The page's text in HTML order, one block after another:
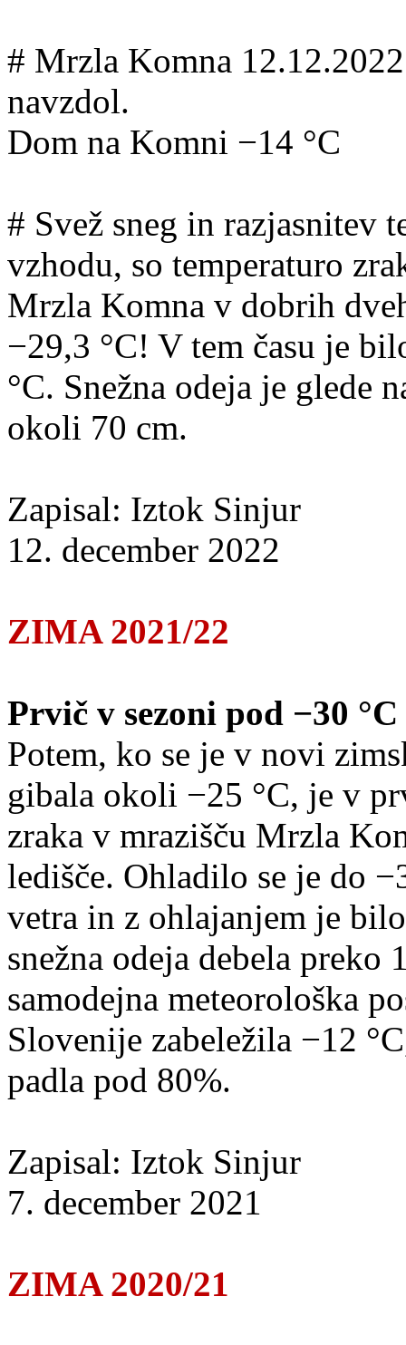
# Mrzla Komna
navzdol.
Dom na Komni −14 °C
# Svež sneg in razjasnitev
vzhodu, so temperaturo
Mrzla Komna v dobrih
−29,3 °C! V tem času je
°C. Snežna odeja je glede
okoli 70 cm.
Zapisal: Iztok Sinjur
12. december 2022
ZIMA 2021/22
Prvič v sezoni pod −30 °C
Potem, ko se je v novi
gibala okoli −25 °C, je v
zraka v mrazišču Mrzla
ledišče. Ohladilo se je do
vetra in z ohlajanjem je
snežna odeja debela
samodejna meteorološka
Slovenije zabeležila −12
padla pod 80%.
Zapisal: Iztok Sinjur
7. december 2021
ZIMA 2020/21